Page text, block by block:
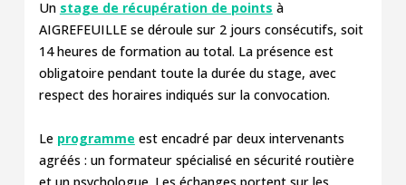
Un stage de récupération de points à
AIGREFEUILLE se déroule sur 2 jours consécutifs, soit
14 heures de formation au total. La présence est
obligatoire pendant toute la durée du stage, avec
respect des horaires indiqués sur la convocation.
Le programme est encadré par deux intervenants
agréés : un formateur spécialisé en sécurité routière
et un psychologue. Les échanges portent sur les